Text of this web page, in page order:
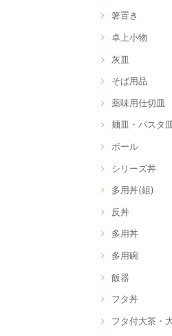
箸置き
卓上小物
灰皿
そば用品
薬味用仕切皿
麺皿・パスタ皿
ボール
シリーズ丼
多用丼(組)
反丼
多用丼
多用碗
飯器
フタ丼
フタ付大茶・